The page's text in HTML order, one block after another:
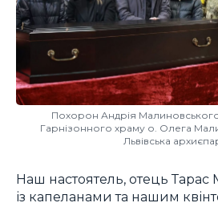
Похорон Андрія
Гарнізонного храму о. Олега
Львівська
Наш настоятель, отець Тарас
із капеланами та нашим